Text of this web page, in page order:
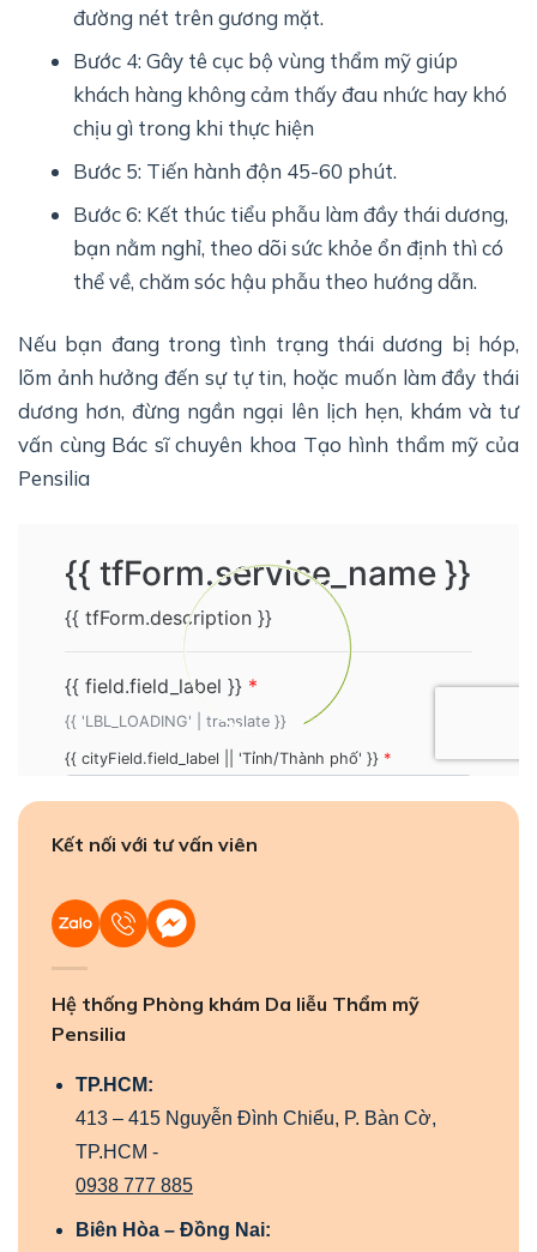
đường nét trên gương mặt.
Bước 4: Gây tê cục bộ vùng thẩm mỹ giúp
khách hàng không cảm thấy đau nhức hay khó
chịu gì trong khi thực hiện
Bước 5: Tiến hành độn 45-60 phút.
Bước 6: Kết thúc tiểu phẫu làm đầy thái dương,
bạn nằm nghỉ, theo dõi sức khỏe ổn định thì có
thể về, chăm sóc hậu phẫu theo hướng dẫn.
Nếu bạn đang trong tình trạng thái dương bị hóp,
lõm ảnh hưởng đến sự tự tin, hoặc muốn làm đầy thái
dương hơn, đừng ngần ngại lên lịch hẹn, khám và tư
vấn cùng Bác sĩ chuyên khoa Tạo hình thẩm mỹ của
Pensilia
Kết nối với tư vấn viên
Hệ thống Phòng khám Da liễu Thẩm mỹ
Pensilia
TP.HCM:
413 – 415 Nguyễn Đình Chiểu, P. Bàn Cờ,
TP.HCM -
0938 777 885
Biên Hòa – Đồng Nai: